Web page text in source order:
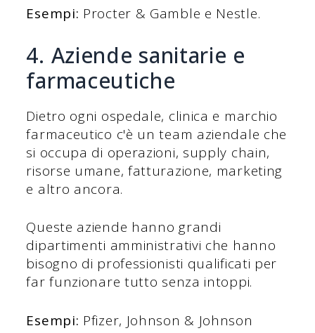
Esempi: Procter & Gamble e Nestle.
4. Aziende sanitarie e
farmaceutiche
Dietro ogni ospedale, clinica e marchio
farmaceutico c'è un team aziendale che
si occupa di operazioni, supply chain,
risorse umane, fatturazione, marketing
e altro ancora.
Queste aziende hanno grandi
dipartimenti amministrativi che hanno
bisogno di professionisti qualificati per
far funzionare tutto senza intoppi.
Esempi: Pfizer, Johnson & Johnson